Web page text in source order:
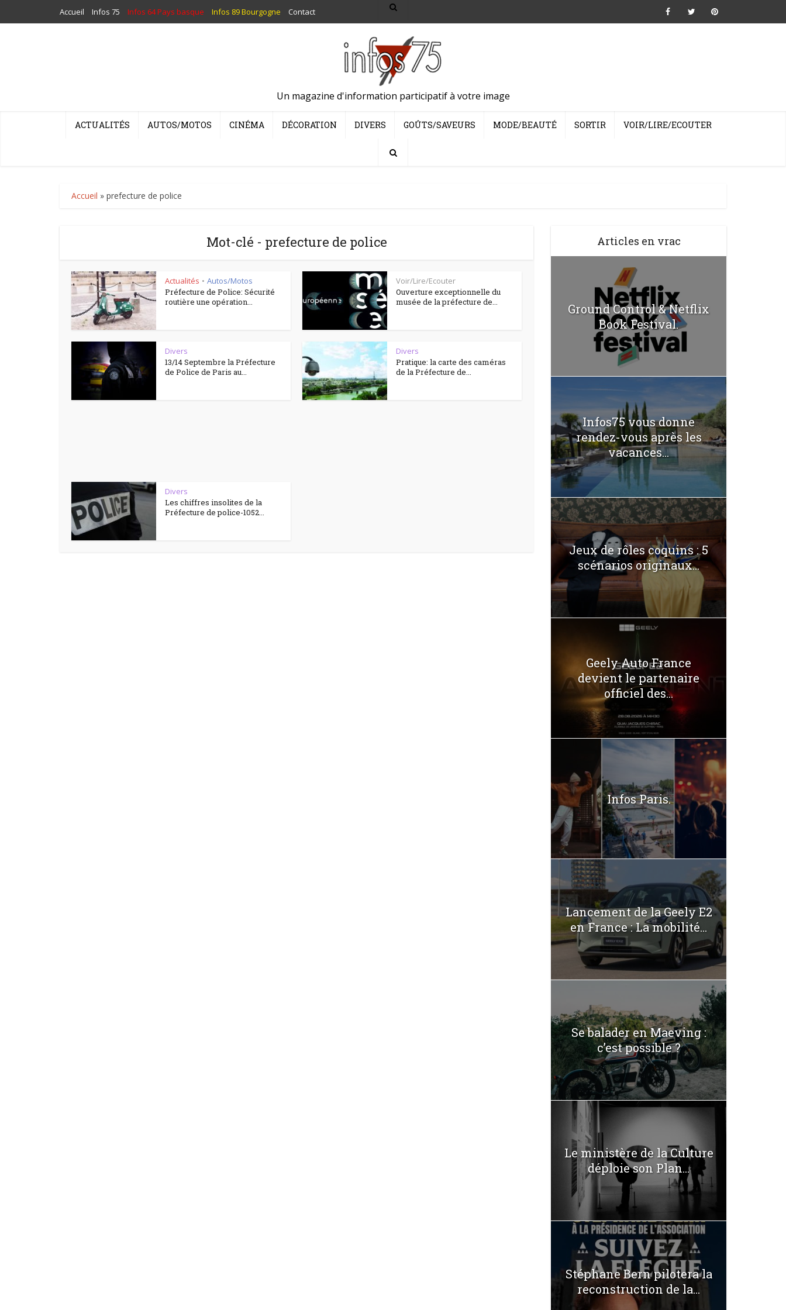
Accueil Infos 75 Infos 64 Pays basque Infos 89 Bourgogne Contact
Un magazine d'information participatif à votre image
ACTUALITÉS AUTOS/MOTOS CINÉMA DÉCORATION DIVERS GOÛTS/SAVEURS MODE/BEAUTÉ SORTIR VOIR/LIRE/ECOUTER
Accueil » prefecture de police
Mot-clé - prefecture de police
Actualités • Autos/Motos
Préfecture de Police: Sécurité
routière une opération...
Voir/Lire/Ecouter
Ouverture exceptionnelle du
musée de la préfecture de...
Divers
13/14 Septembre la Préfecture
de Police de Paris au...
Divers
Pratique: la carte des caméras
de la Préfecture de...
Divers
Les chiffres insolites de la
Préfecture de police-1052...
Articles en vrac
Ground Control & Netflix
Book Festival.
Infos75 vous donne
rendez-vous après les
vacances...
Jeux de rôles coquins : 5
scénarios originaux...
Geely Auto France
devient le partenaire
officiel des...
Infos Paris.
Lancement de la Geely E2
en France : La mobilité...
Se balader en Maeving :
c’est possible ?
Le ministère de la Culture
déploie son Plan...
Stéphane Bern pilotera la
reconstruction de la...